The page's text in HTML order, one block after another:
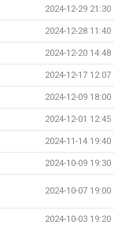
2024-12-29 21:30
2024-12-28 11:40
2024-12-20 14:48
2024-12-17 12:07
2024-12-09 18:00
2024-12-01 12:45
2024-11-14 19:40
2024-10-09 19:30
2024-10-07 19:00
2024-10-03 19:20